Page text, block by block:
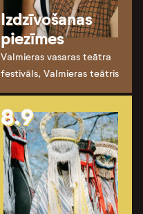
Izdzīvošanas
piezīmes
Valmieras vasaras teātra
festivāls, Valmieras teātris
8.9